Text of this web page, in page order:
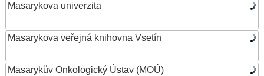
Masarykova univerzita
Masarykova veřejná knihovna Vsetín
Masarykův Onkologický Ústav (MOÚ)